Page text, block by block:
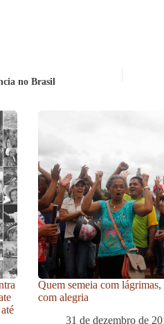
no Brasil
Quem semeia com lágrimas,
com alegria
31 de dezembro de